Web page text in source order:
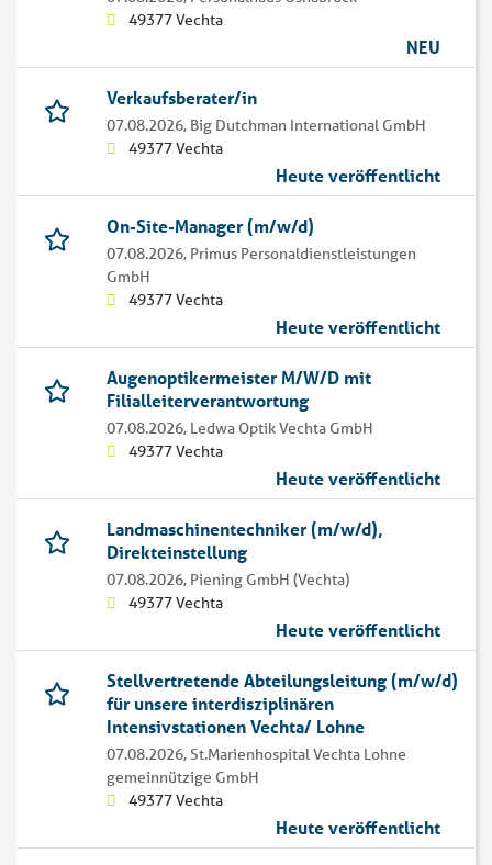
49377 Vechta
NEU
Verkaufsberater/in
07.08.2026, Big Dutchman International GmbH
49377 Vechta
Heute veröffentlicht
On-Site-Manager (m/w/d)
07.08.2026, Primus Personaldienstleistungen
GmbH
49377 Vechta
Heute veröffentlicht
Augenoptikermeister M/W/D mit
Filialleiterverantwortung
07.08.2026, Ledwa Optik Vechta GmbH
49377 Vechta
Heute veröffentlicht
Landmaschinentechniker (m/w/d),
Direkteinstellung
07.08.2026, Piening GmbH (Vechta)
49377 Vechta
Heute veröffentlicht
Stellvertretende Abteilungsleitung (m/w/d)
für unsere interdisziplinären
Intensivstationen Vechta/ Lohne
07.08.2026,St.Marienhospital Vechta Lohne
gemeinnützige GmbH
49377 Vechta
Heute veröffentlicht